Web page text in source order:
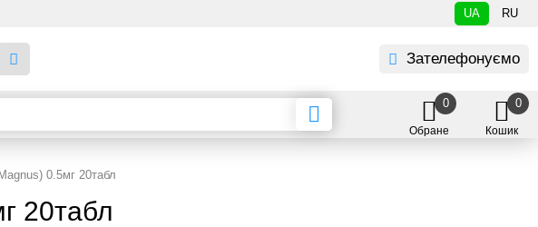
UA RU
Зателефонуємо
Обране
0
Кошик
0
0.5мг 20табл
20табл